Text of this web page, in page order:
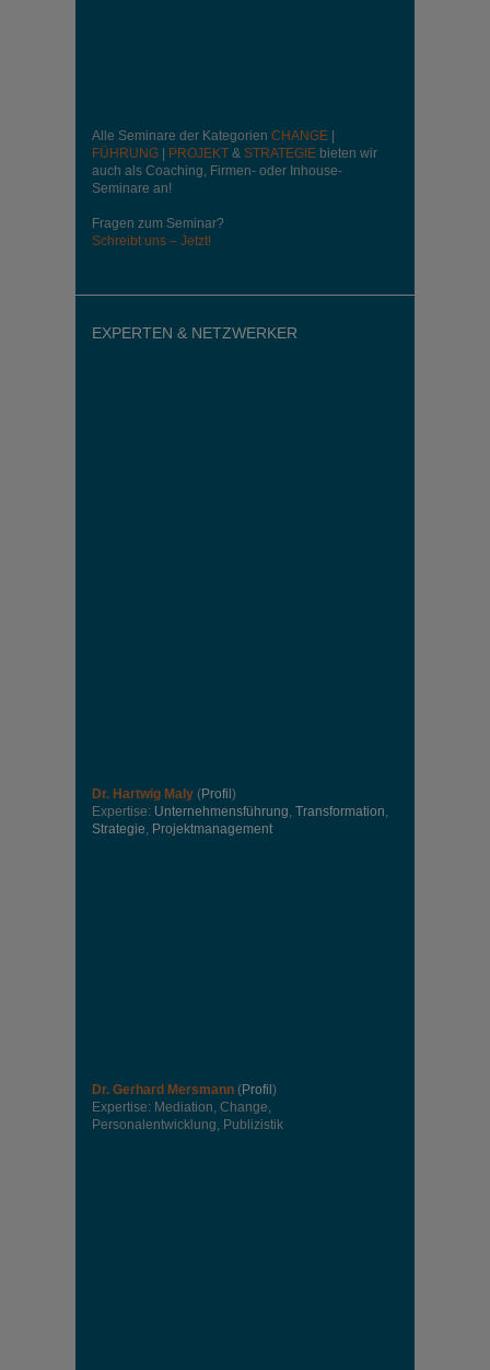
Alle Seminare der Kategorien CHANGE
FÜHRUNG
PROJEKT & STRATEGIE bieten wir
auch als Coaching, Firmen- oder Inhouse-
Seminare an!
Fragen zum Seminar?
Schreibt uns – Jetzt!
EXPERTEN & NETZWERKER
Dr. Hartwig Maly (Profil )
Expertise: Unternehmensführung, Transformation,
Strategie, Projektmanagement
Dr. Gerhard Mersmann (Profil )
Expertise: Mediation, Change,
Personalentwicklung, Publizistik